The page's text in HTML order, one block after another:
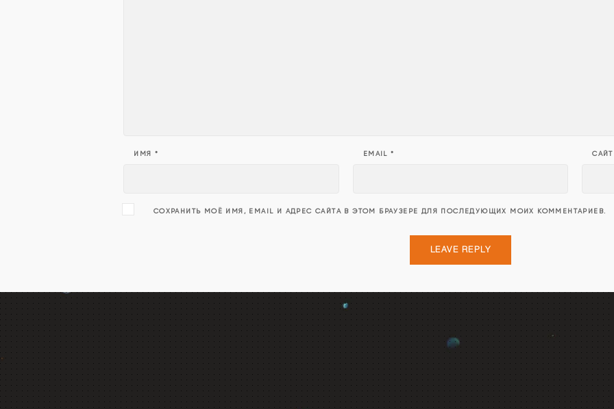
ИМЯ * EMAIL* САЙТ
СОХРАНИТЬ МОЁ ИМЯ, EMAIL И АДРЕС САЙТА В ЭТОМ БРАУЗЕРЕ ДЛЯ ПОСЛЕДУЮЩИХ МОИХ КОММЕНТАРИЕВ.